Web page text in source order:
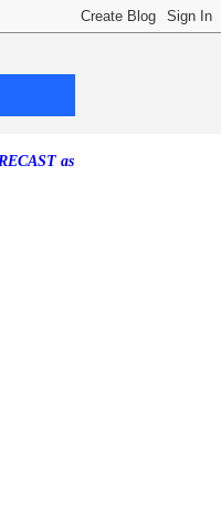
of Friday, 07 August 2026)